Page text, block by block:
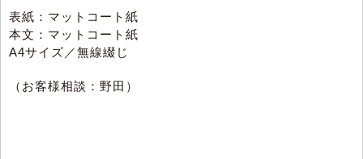
表紙：マットコート紙
本文：マットコート紙
A4サイズ／無線綴じ
（お客様相談：野田）